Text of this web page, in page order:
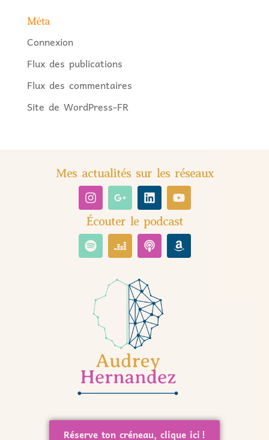
Méta
Connexion
Flux des publications
Flux des commentaires
Site de WordPress-FR
Mes actualités sur les réseaux
Écouter le podcast
Réserve ton créneau, clique ici !